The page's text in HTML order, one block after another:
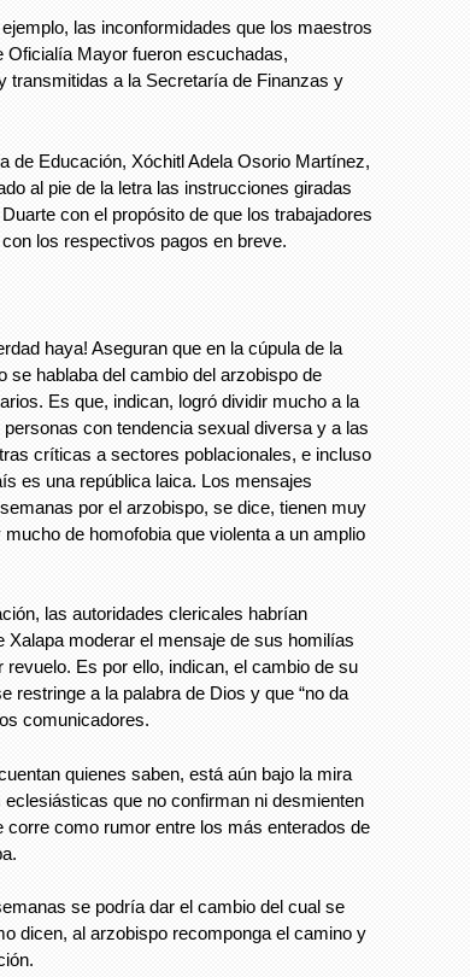
las inconformidades que los maestros
Oficialía Mayor fueron escuchadas,
transmitidas a la Secretaría de Finanzas y
de Educación, Xóchitl Adela Osorio Martínez,
al pie de la letra las instrucciones giradas
con el propósito de que los trabajadores
los respectivos pagos en breve.
haya! Aseguran que en la cúpula de la
se hablaba del cambio del arzobispo de
Es que, indican, logró dividir mucho a la
con tendencia sexual diversa y a las
críticas a sectores poblacionales, e incluso
es una república laica. Los mensajes
por el arzobispo, se dice, tienen muy
de homofobia que violenta a un amplio
las autoridades clericales habrían
Xalapa moderar el mensaje de sus homilías
revuelo. Es por ello, indican, el cambio de su
restringe a la palabra de Dios y que “no da
comunicadores.
quienes saben, está aún bajo la mira
que no confirman ni desmienten
corre como rumor entre los más enterados de
se podría dar el cambio del cual se
dicen, al arzobispo recomponga el camino y